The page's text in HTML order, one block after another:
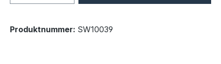
Produktnummer: SW10039